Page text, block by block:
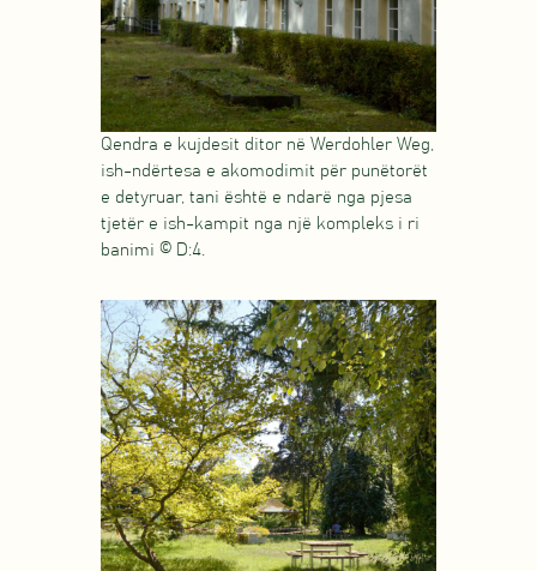
Qendra e kujdesit ditor në Werdohler Weg,
ish-ndërtesa e akomodimit për punëtorët
e detyruar, tani është e ndarë nga pjesa
tjetër e ish-kampit nga një kompleks i ri
banimi © D:4.